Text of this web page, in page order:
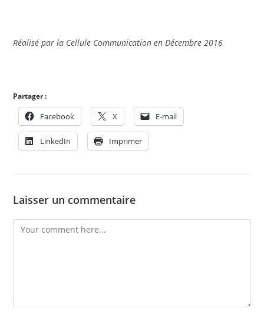
Réalisé par la Cellule Communication en Décembre 2016
Partager :
Facebook X E-mail
LinkedIn Imprimer
Laisser un commentaire